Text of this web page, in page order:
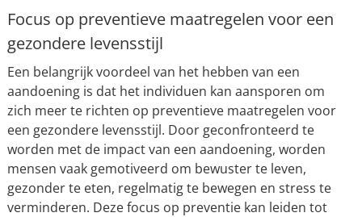
Focus op preventieve maatregelen voor een
gezondere levensstijl
Een belangrijk voordeel van het hebben van een
aandoening is dat het individuen kan aansporen om
zich meer te richten op preventieve maatregelen voor
een gezondere levensstijl. Door geconfronteerd te
worden met de impact van een aandoening, worden
mensen vaak gemotiveerd om bewuster te leven,
gezonder te eten, regelmatig te bewegen en stress te
verminderen. Deze focus op preventie kan leiden tot